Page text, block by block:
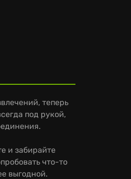
теперь
под рукой,
и забирайте
что-то
выгодной.